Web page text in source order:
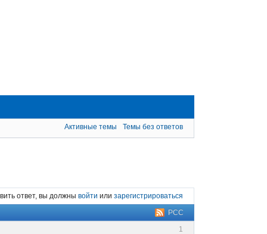
Активные темы Темы без ответов
ответ, вы должны войти или зарегистрироваться
РСС
1